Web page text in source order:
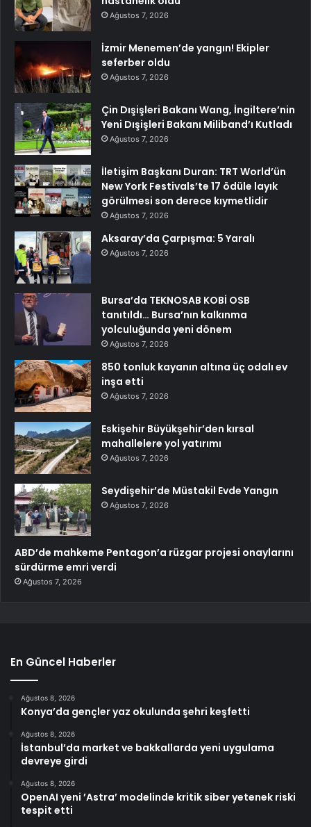
Ağustos 7, 2026
İzmir Menemen’de yangın! Ekipler
seferber oldu
Ağustos 7, 2026
Çin Dışişleri Bakanı Wang, İngiltere’nin
Yeni Dışişleri Bakanı Miliband’ı Kutladı
Ağustos 7, 2026
İletişim Başkanı Duran: TRT World’ün
New York Festivals’te 17 ödüle layık
görülmesi son derece kıymetlidir
Ağustos 7, 2026
Aksaray’da Çarpışma: 5 Yaralı
Ağustos 7, 2026
Bursa’da TEKNOSAB KOBİ OSB
tanıtıldı… Bursa’nın kalkınma
yolculuğunda yeni dönem
Ağustos 7, 2026
850 tonluk kayanın altına üç odalı ev
inşa etti
Ağustos 7, 2026
Eskişehir Büyükşehir’den kırsal
mahallelere yol yatırımı
Ağustos 7, 2026
Seydişehir’de Müstakil Evde Yangın
Ağustos 7, 2026
ABD’de mahkeme Pentagon’a rüzgar projesi onaylarını
sürdürme emri verdi
Ağustos 7, 2026
En Güncel Haberler
Ağustos 8, 2026
Konya’da gençler yaz okulunda şehri keşfetti
Ağustos 8, 2026
İstanbul’da market ve bakkallarda yeni uygulama
devreye girdi
Ağustos 8, 2026
OpenAI yeni ’Astra’ modelinde kritik siber yetenek riski
tespit etti